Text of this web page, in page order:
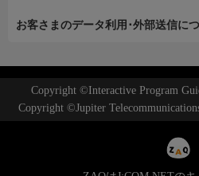
お客さまのデータ利用･外部送信に
Copyright ©Interactive Program
Copyright ©Jupiter